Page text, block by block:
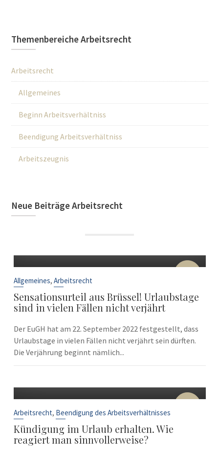
Themenbereiche Arbeitsrecht
Arbeitsrecht
Allgemeines
Beginn Arbeitsverhältniss
Beendigung Arbeitsverhältniss
Arbeitszeugnis
Neue Beiträge Arbeitsrecht
22
Allgemeines, Arbeitsrecht
Sensationsurteil aus Brüssel! Urlaubstage
sind in vielen Fällen nicht verjährt
Der EuGH hat am 22. September 2022 festgestellt, dass
Urlaubstage in vielen Fällen nicht verjährt sein dürften.
Die Verjährung beginnt nämlich...
10
Arbeitsrecht, Beendigung des Arbeitsverhältnisses
Kündigung im Urlaub erhalten. Wie
reagiert man sinnvollerweise?